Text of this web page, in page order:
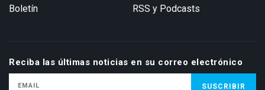
Boletín RSS y Podcasts
Reciba las últimas noticias en su correo electrónico